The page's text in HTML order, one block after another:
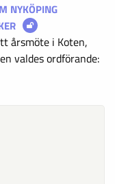
NYKÖPING
årsmöte i Koten,
valdes ordförande: